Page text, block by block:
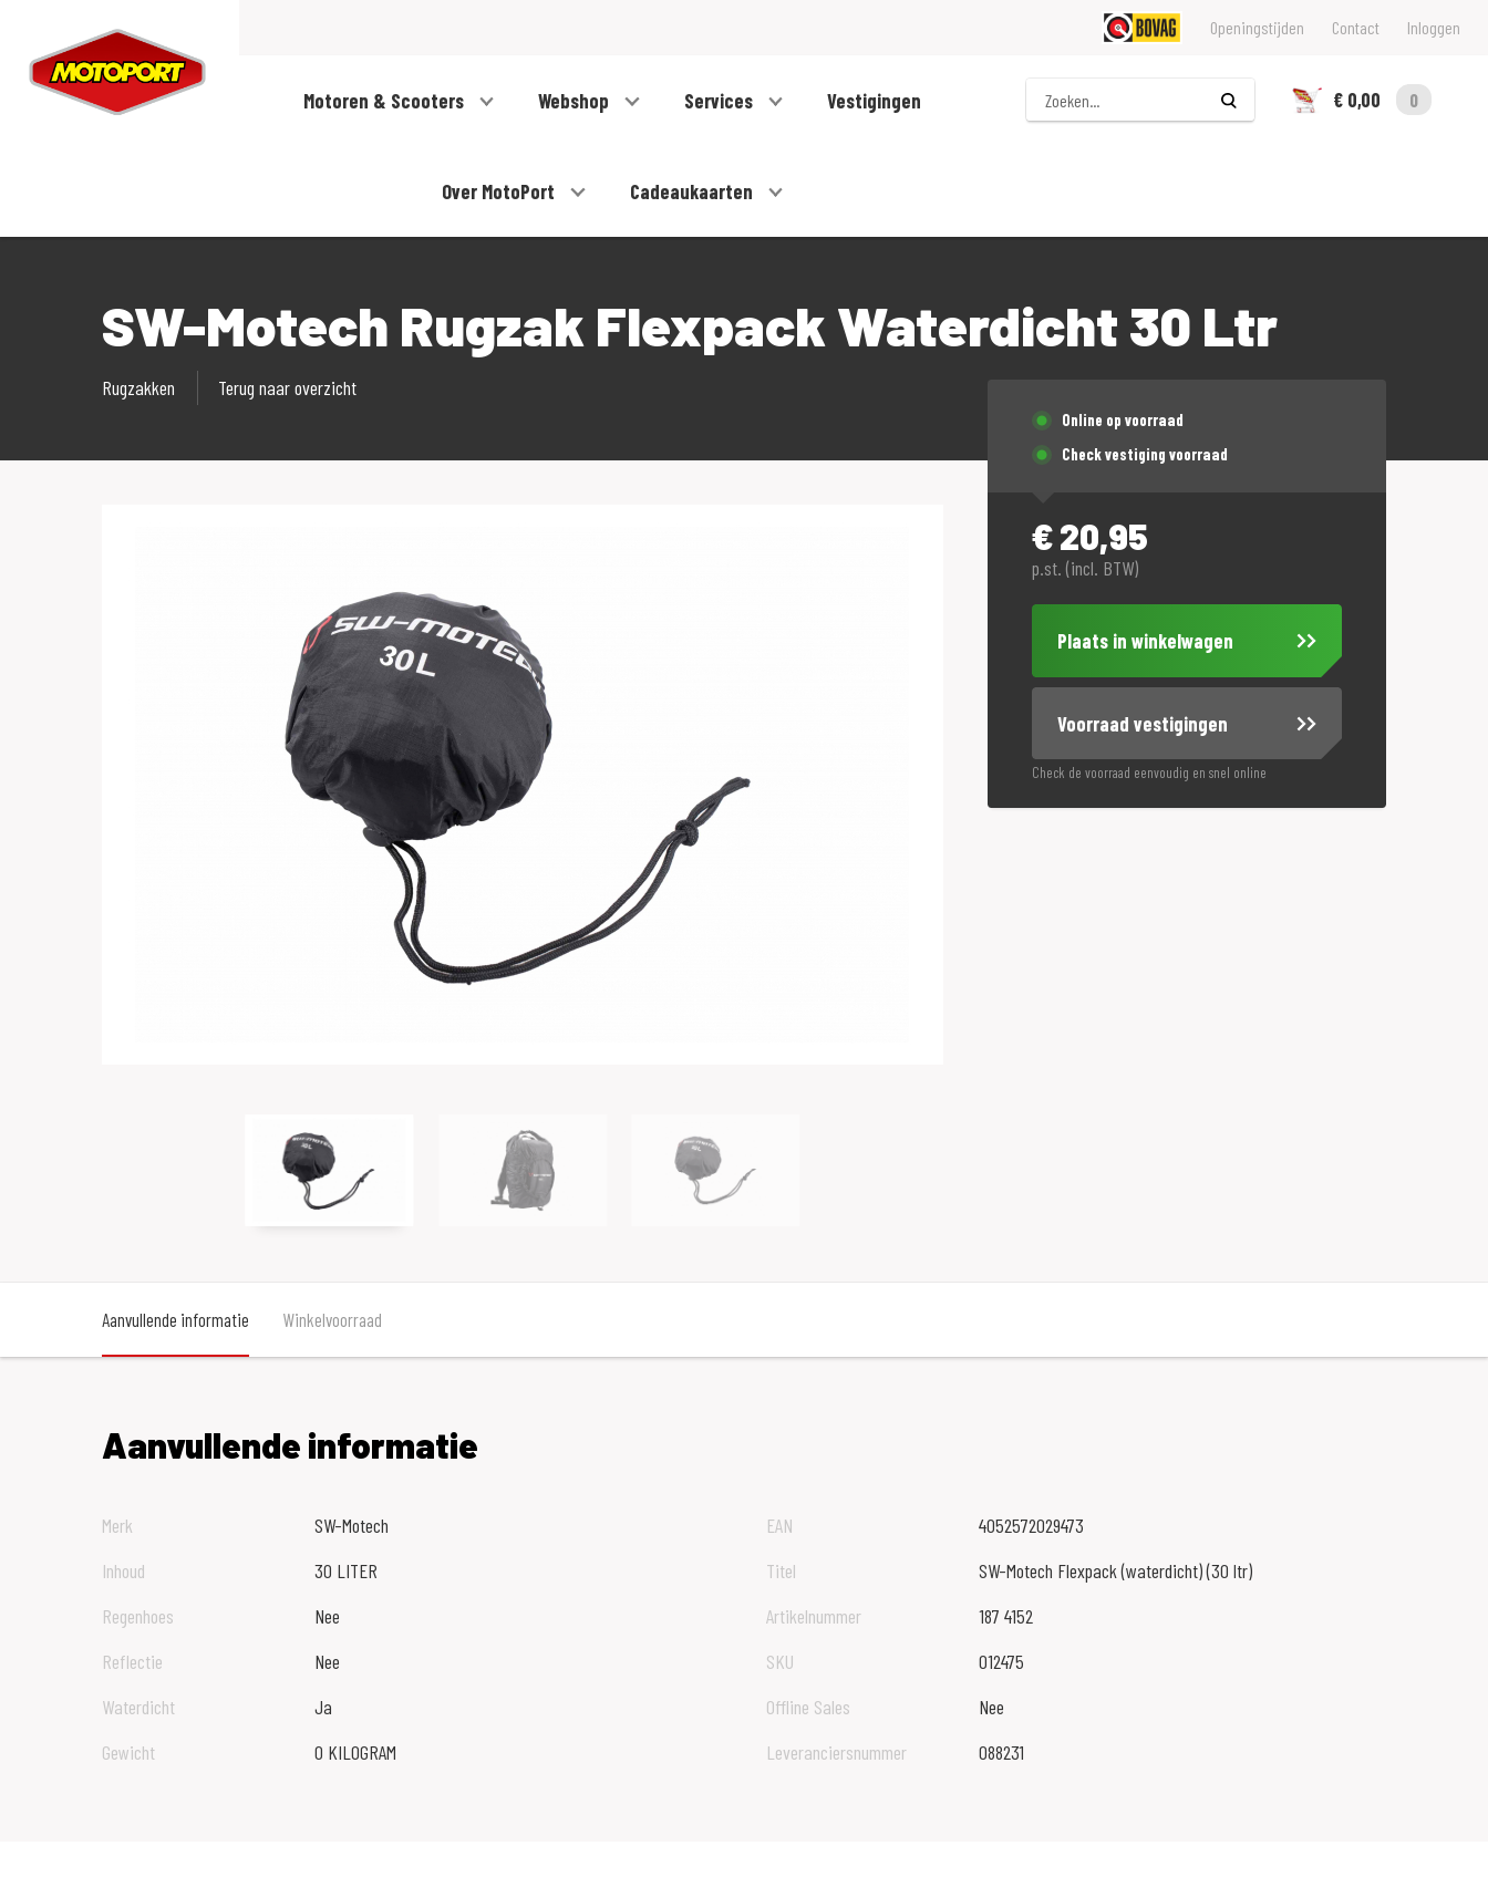
Openingstijden Contact Inloggen
Motoren & Scooters Webshop Services Vestigingen
Over MotoPort Cadeaukaarten
Zoeken
€ 0,00
0
SW-Motech Rugzak Flexpack Waterdicht 30 Ltr
Rugzakken Terug naar overzicht
Online op voorraad
Check vestiging voorraad
€20,95
p.st. (incl. BTW)
Plaats in winkelwagen
Voorraad vestigingen
Check de voorraad eenvoudig en snel online
Aanvullende informatie Winkelvoorraad
Aanvullende informatie
Merk
SW-Motech
Inhoud
30 LITER
Regenhoes
Nee
Reflectie
Nee
Waterdicht
Ja
Gewicht
0 KILOGRAM
EAN
4052572029473
Titel
SW-Motech Flexpack (waterdicht) (30 ltr)
Artikelnummer
187 4152
SKU
012475
Offline Sales
Nee
Leveranciersnummer
088231